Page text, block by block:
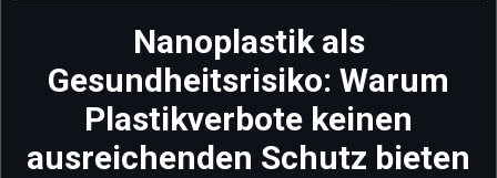
Nanoplastik als
Gesundheitsrisiko: Warum
Plastikverbote keinen
ausreichenden Schutz bieten